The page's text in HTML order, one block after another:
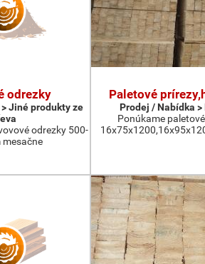
odrezky
Jiné produkty ze
odrezky 500-
mesačne
Paletové
Prodej / Nabídka >
Ponúkame